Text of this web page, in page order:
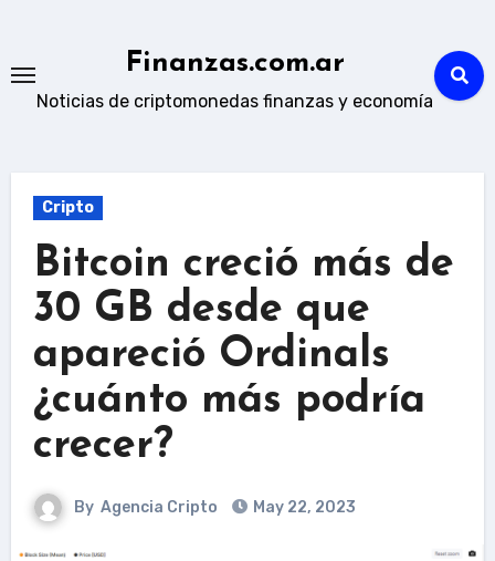
content
Finanzas.com.ar
Noticias de criptomonedas finanzas y economía
Cripto
Bitcoin creció más de
30 GB desde que
apareció Ordinals
¿cuánto más podría
crecer?
By Agencia Cripto May 22, 2023